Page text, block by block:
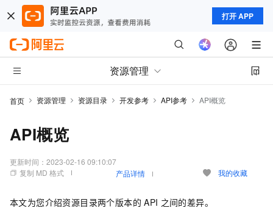
打开 APP
资源管理
首页 资源管理 资源目录 开发参考 API参考 API概览
API概览
更新时间： 2023-02-16 09:10:07
复制 MD 格式
产品详情 我的收藏
本文为您介绍资源目录两个版本的 API 之间的差异。